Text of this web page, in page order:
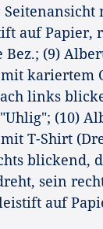
auf Papier,
(9)
kariertem
links
(10)
T-Shirt
blickend,
sein
auf